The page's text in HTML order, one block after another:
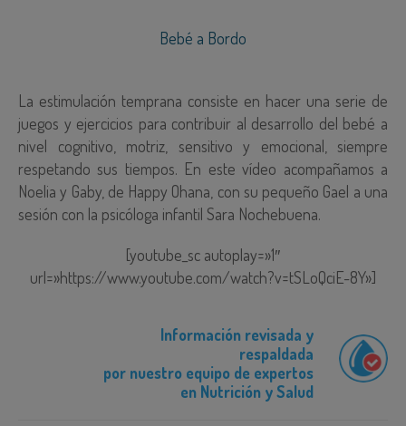
Bebé a Bordo
La estimulación temprana consiste en hacer una serie de
juegos y ejercicios para contribuir al desarrollo del bebé a
nivel cognitivo, motriz, sensitivo y emocional, siempre
respetando sus tiempos. En este vídeo acompañamos a
Noelia y Gaby, de Happy Ohana, con su pequeño Gael a una
sesión con la psicóloga infantil Sara Nochebuena.
[youtube_sc autoplay=»1″
url=»https://www.youtube.com/watch?v=tSLoQciE-8Y»]
Información revisada y
respaldada
por nuestro equipo de expertos
en Nutrición y Salud